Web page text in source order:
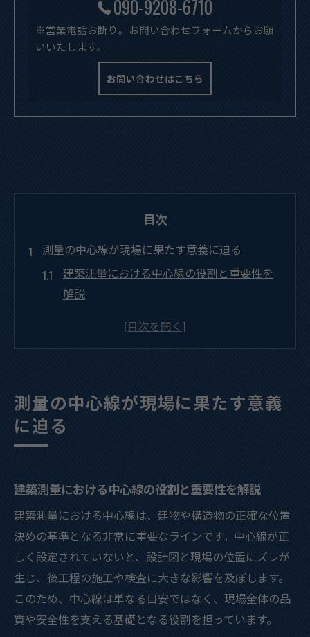
090-9208-6710
※営業電話お断り。お問い合わせフォームからお願
いいたします。
お問い合わせはこちら
目次
測量の中心線が現場に果たす意義に迫る
建築測量における中心線の役割と重要性を
解説
現場作業で中心線が必要とされる理由と建
築測量の関係
建築測量の基礎となる中心線の定義と実務
的意味
建築測量の基礎知識とやり方を徹底解説
建築測量の基本手順と実際のやり方を詳し
く解説
現場で役立つ建築測量のやり方と注意点ま
とめ
建築測量初心者が押さえておきたい基礎知
識とは
測量の中心線が現場に果たす意義
に迫る
建築測量における中心線の役割と重要性を解説
建築測量における中心線は、建物や構造物の正確な位置
決めの基準となる非常に重要なラインです。中心線が正
しく設定されていないと、設計図と現場の位置にズレが
生じ、後工程の施工や検査に大きな影響を及ぼします。
このため、中心線は単なる目安ではなく、現場全体の品
質や安全性を支える基礎となる役割を担っています。